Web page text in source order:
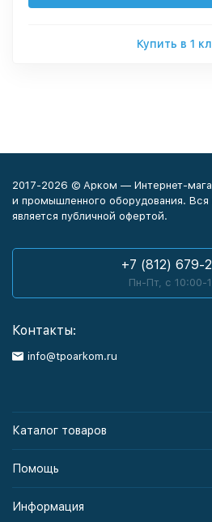
Купить в 1
2017-2026 © Арком — Интернет-
и промышленного оборудования. Вся
является публичной офертой.
+7 (812) 679-
Пн-Пт, с 10:00-
Контакты:
info@tpoarkom.ru
Каталог товаров
Помощь
Информация